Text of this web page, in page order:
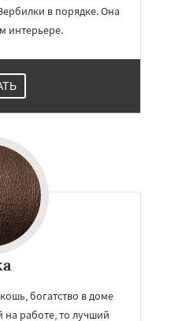
в порядке. Она
интерьере.
богатство в доме
работе, то лучший